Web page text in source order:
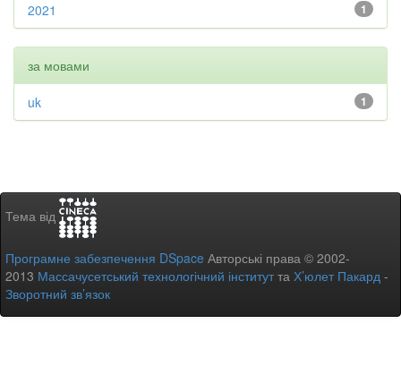
1
2021
за мовами
1
uk
Тема від
Програмне забезпечення DSpace Авторські права © 2002-
2013 Массачусетський технологічний інститутта Х’юлет Пакард -
Зворотний зв’язок